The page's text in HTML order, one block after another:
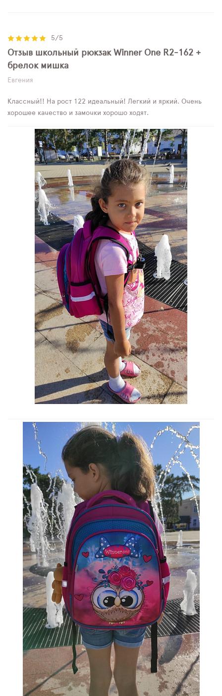
5/5
Отзыв школьный рюкзак Winner One R2-162 +
брелок мишка
Евгения
Классный!! На рост 122 идеальный! Легкий и яркий. Очень
хорошее качество и замочки хорошо ходят.